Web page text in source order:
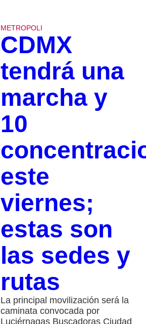
METROPOLI
CDMX
tendrá una
marcha y
10
este
viernes;
estas son
las sedes y
rutas
La principal movilización será la
caminata convocada por
Luciérnagas Buscadoras Ciudad